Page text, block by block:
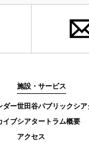
ダー
イブ
施設・サービス
世田谷パブリックシア
シアタートラム概要
アクセス